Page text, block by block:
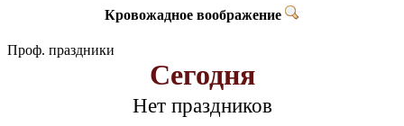
Кровожадное воображение
Проф. праздники
Сегодня
Нет праздников